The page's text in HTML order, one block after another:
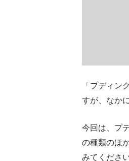
「プディン
すが、なか
今回は、プ
の種類のほ
みてください